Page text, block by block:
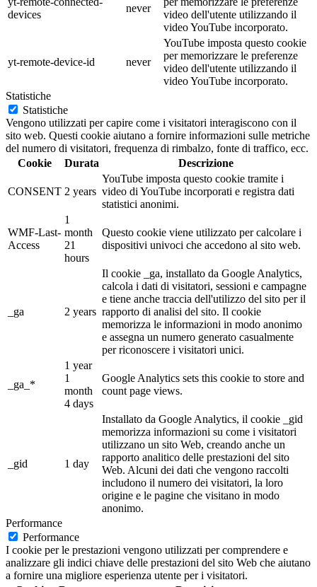
devices
never
video dell'utente utilizzando il
video YouTube incorporato.
yt-remote-device-id never
YouTube imposta questo cookie
per memorizzare le preferenze
video dell'utente utilizzando il
video YouTube incorporato.
Statistiche
Statistiche
Vengono utilizzati per capire come i visitatori interagiscono con il
sito web. Questi cookie aiutano a fornire informazioni sulle metriche
del numero di visitatori, frequenza di rimbalzo, fonte di traffico, ecc.
Cookie
Durata Descrizione
CONSENT 2 years
YouTube imposta questo cookie tramite i
video di YouTube incorporati e registra dati
statistici anonimi.
WMF-Last-
Access
1
month
21
hours
Questo cookie viene utilizzato per calcolare i
dispositivi univoci che accedono al sito web.
_ga 2 years
Il cookie _ga, installato da Google Analytics,
calcola i dati di visitatori, sessioni e campagne
e tiene anche traccia dell'utilizzo del sito per il
rapporto di analisi del sito. Il cookie
memorizza le informazioni in modo anonimo
e assegna un numero generato casualmente
per riconoscere i visitatori unici.
_ga_*
1 year
1
month
4 days
Google Analytics sets this cookie to store and
count page views.
_gid 1 day
Installato da Google Analytics, il cookie _gid
memorizza informazioni su come i visitatori
utilizzano un sito Web, creando anche un
rapporto analitico delle prestazioni del sito
Web. Alcuni dei dati che vengono raccolti
includono il numero dei visitatori, la loro
origine e le pagine che visitano in modo
anonimo.
Performance
Performance
I cookie per le prestazioni vengono utilizzati per comprendere e
analizzare gli indici chiave delle prestazioni del sito Web che aiutano
a fornire una migliore esperienza utente per i visitatori.